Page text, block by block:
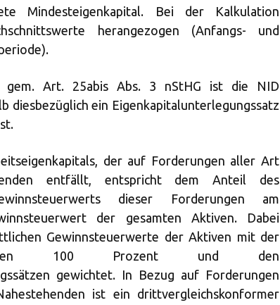
Mindesteigenkapital. Bei der Kalkulation
herangezogen (Anfangs- und
gem. Art. 25abis Abs. 3 nStHG ist die NID
diesbezüglich ein Eigenkapitalunterlegungssatz
der auf Forderungen aller Art
entfällt, entspricht dem Anteil des
dieser Forderungen am
der gesamten Aktiven. Dabei
Gewinnsteuerwerte der Aktiven mit der
100 Prozent und den
gewichtet. In Bezug auf Forderungen
ist ein drittvergleichskonformer